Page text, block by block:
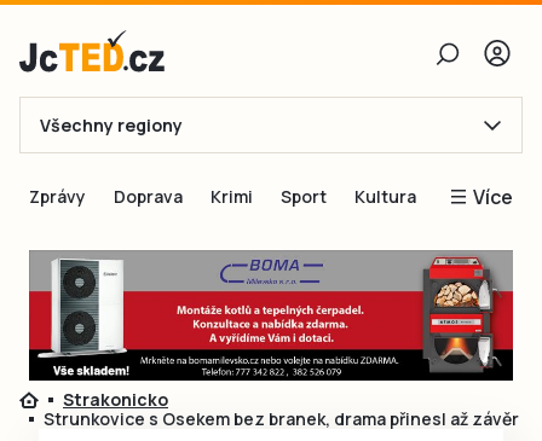
E-mail
Obnovit heslo
Přihlásit se
Přihlásit se přes Facebook
Všechny regiony
Zprávy Doprava Krimi Sport Kultura Více
Blogy
Inspirace
Čtenáři píší
Speciální přílohy
Strakonicko
Strunkovice s Osekem bez branek, drama přinesl až závěr